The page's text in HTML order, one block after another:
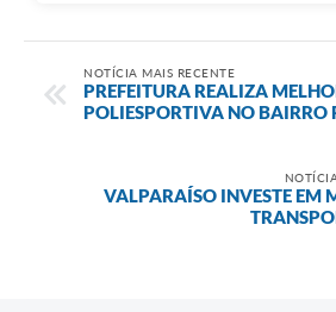
NOTÍCIA MAIS RECENTE
PREFEITURA REALIZA
POLIESPORTIVA NO BAIRRO
VALPARAÍSO INVESTE EM